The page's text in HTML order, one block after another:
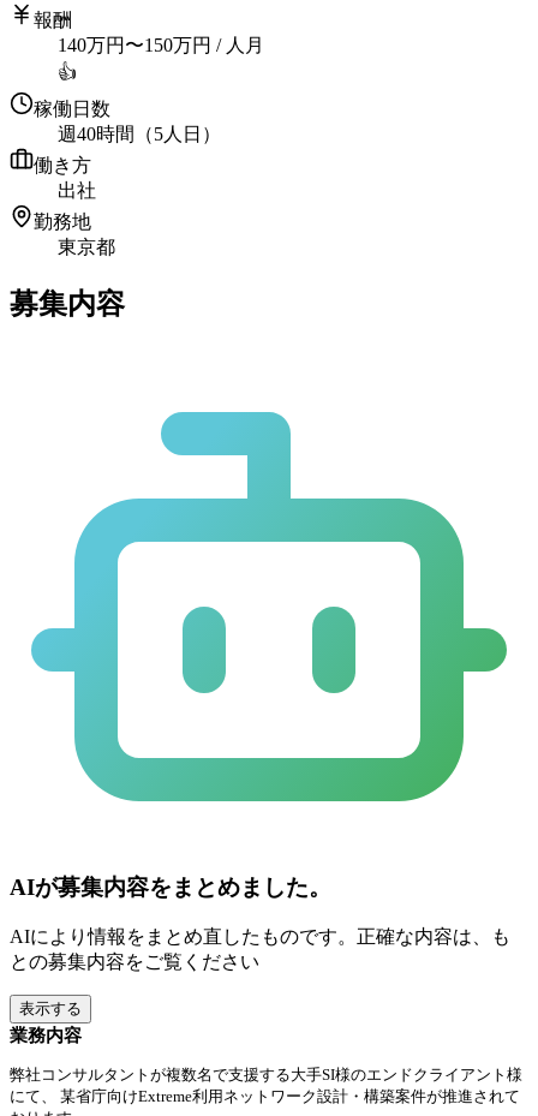
報酬
140万円 〜150万円 / 人月
👍
稼働日数
週40時間（5人日）
働き方
出社
勤務地
東京都
募集内容
AIが募集内容をまとめました。
AIにより情報をまとめ直したものです。正確な内容は、も
との募集内容をご覧ください
表示する
業務内容
弊社コンサルタントが複数名で支援する大手SI様のエンドクライアント様
にて、 某省庁向けExtreme利用ネットワーク設計・構築案件が推進されて